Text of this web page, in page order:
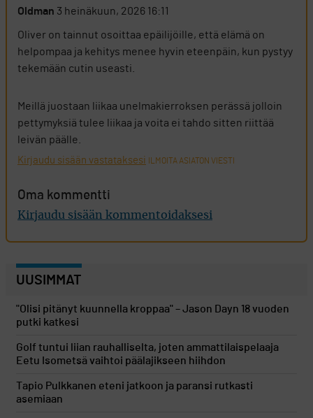
Oldman 3 heinäkuun, 2026 16:11
Oliver on tainnut osoittaa epäilijöille, että elämä on
helpompaa ja kehitys menee hyvin eteenpäin, kun pystyy
tekemään cutin useasti.
Meillä juostaan liikaa unelmakierroksen perässä jolloin
pettymyksiä tulee liikaa ja voita ei tahdo sitten riittää
leivän päälle.
Kirjaudu sisään vastataksesi ILMOITA ASIATON VIESTI
Oma kommentti
Kirjaudu sisään kommentoidaksesi
UUSIMMAT
"Olisi pitänyt kuunnella kroppaa" – Jason Dayn 18 vuoden
putki katkesi
Golf tuntui liian rauhalliselta, joten ammattilaispelaaja
Eetu Isometsä vaihtoi päälajikseen hiihdon
Tapio Pulkkanen eteni jatkoon ja paransi rutkasti
asemiaan